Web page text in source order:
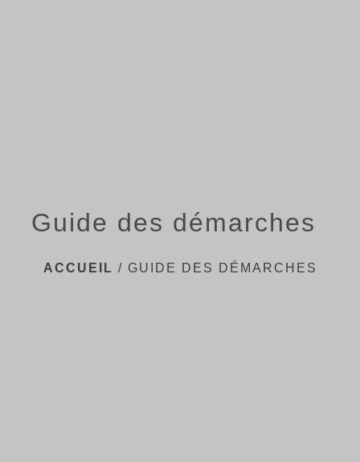
Guide des démarches
ACCUEIL / GUIDE DES DÉMARCHES